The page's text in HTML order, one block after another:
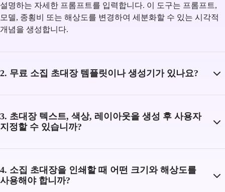
설명하는 자세한 프롬프트를 입력합니다. 이 도구는 프롬프트,
모델, 종횡비 또는 해상도를 변경하여 세분화할 수 있는 시각적
개념을 생성합니다.
2. 무료 소집 초대장 템플릿이나 생성기가 있나요?
3. 초대장 텍스트, 색상, 레이아웃을 생성 후 사용자
지정할 수 있습니까?
4. 소집 초대장을 인쇄할 때 어떤 크기와 해상도를
사용해야 합니까?